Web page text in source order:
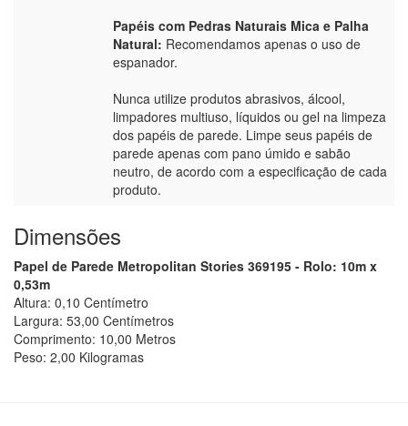
Papéis com Pedras Naturais Mica e Palha
Natural: Recomendamos apenas o uso de
espanador.
Nunca utilize produtos abrasivos, álcool,
limpadores multiuso, líquidos ou gel na limpeza
dos papéis de parede. Limpe seus papéis de
parede apenas com pano úmido e sabão
neutro, de acordo com a especificação de cada
produto.
Dimensões
Papel de Parede Metropolitan Stories 369195 - Rolo: 10m x
0,53m
Altura: 0,10 Centímetro
Largura: 53,00 Centímetros
Comprimento: 10,00 Metros
Peso: 2,00 Kilogramas